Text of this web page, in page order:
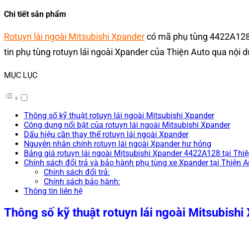
Chi tiết sản phẩm
Rotuyn lái ngoài Mitsubishi Xpandercó mã phụ tùng
tin phụ tùng rotuyn lái ngoài Xpander của Thiện Auto qua nội
MỤC LỤC
Thông số kỹ thuật rotuyn lái ngoài Mitsubishi Xpander
Công dụng nổi bật của rotuyn lái ngoài Mitsubishi Xpander
Dấu hiệu cần thay thế rotuyn lái ngoài Xpander
Nguyên nhân chính rotuyn lái ngoài Xpander hư hỏng
Bảng giá rotuyn lái ngoài Mitsubishi Xpander 4422A128 tại
Chính sách đổi trả và bảo hành phụ tùng xe Xpander tại Thiện
Chính sách đổi trả:
Chính sách bảo hành:
Thông tin liên hệ
Thông số kỹ thuật rotuyn lái ngoài Mitsubishi